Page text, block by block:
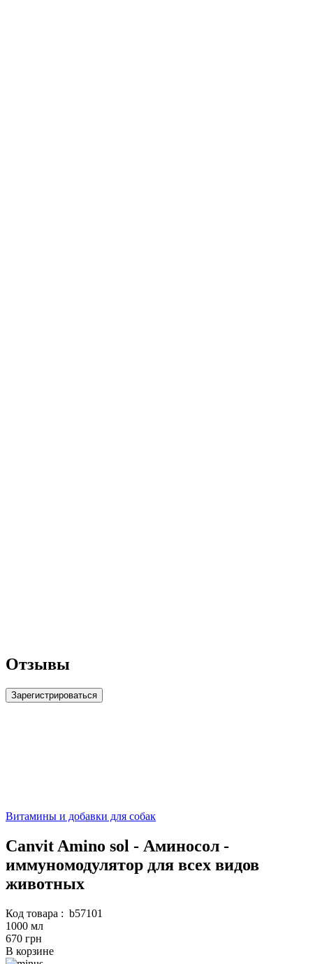
Отзывы
Зарегистрироваться
Витамины и добавки для собак
Canvit Amino sol - Аминосол -
иммуномодулятор для всех видов
животных
Код товара : b57101
1000 мл
670 грн
В корзине